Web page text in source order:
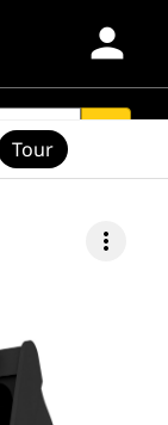
person
more_vert
Tour